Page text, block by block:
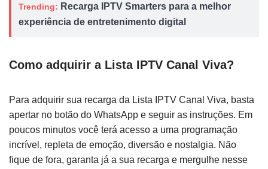
Trending: Recarga IPTV Smarters para a melhor
experiência de entretenimento digital
Como adquirir a Lista IPTV Canal Viva?
Para adquirir sua recarga da Lista IPTV Canal Viva, basta
apertar no botão do WhatsApp e seguir as instruções. Em
poucos minutos você terá acesso a uma programação
incrível, repleta de emoção, diversão e nostalgia. Não
fique de fora, garanta já a sua recarga e mergulhe nesse